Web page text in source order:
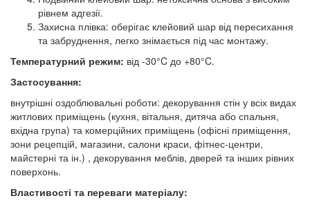
рівнем адгезії.
Захисна плівка: оберігає клейовий шар від пересихання
та забруднення, легко знімається під час монтажу.
Температурний режим: від -30°C до +80°C.
Застосування:
внутрішні оздоблювальні роботи: декорування стін у всіх видах
житлових приміщень (кухня, вітальня, дитяча або спальня,
вхідна група) та комерційних приміщень (офісні приміщення,
зони рецепцій, магазини, салони краси, фітнес-центри,
майстерні та ін.) , декорування меблів, дверей та інших рівних
поверхонь.
Властивості та переваги матеріалу: